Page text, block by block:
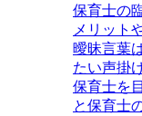
保育士の
メリット
曖昧言葉
たい声掛
保育士を
と保育士